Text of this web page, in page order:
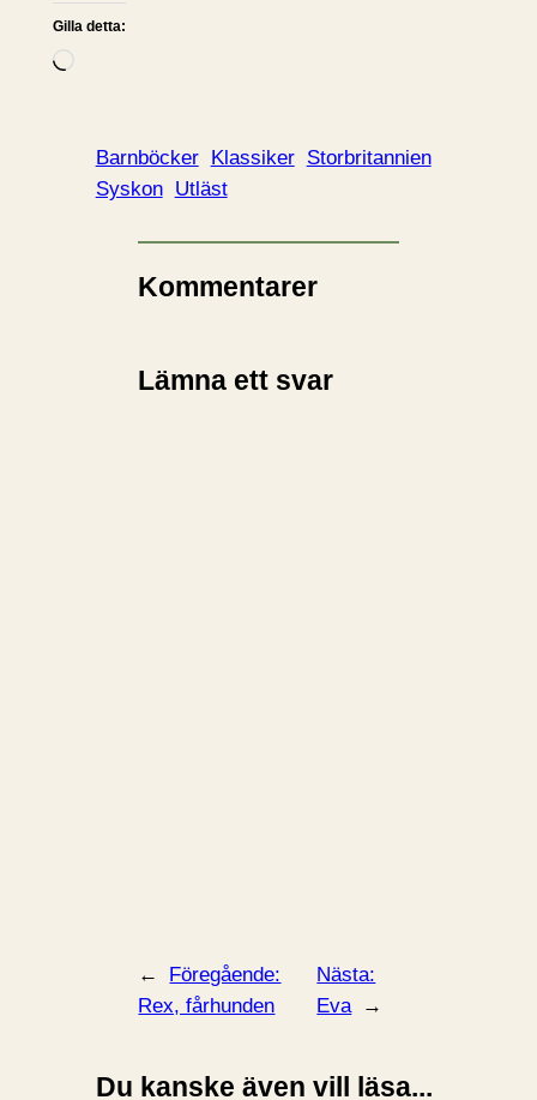
Gilla detta:
L
Barnböcker Klassiker Storbritannien
Syskon Utläst
Kommentarer
Lämna ett svar
←
Föregående:
Rex, fårhunden
Nästa:
Eva
→
Du kanske även vill läsa...